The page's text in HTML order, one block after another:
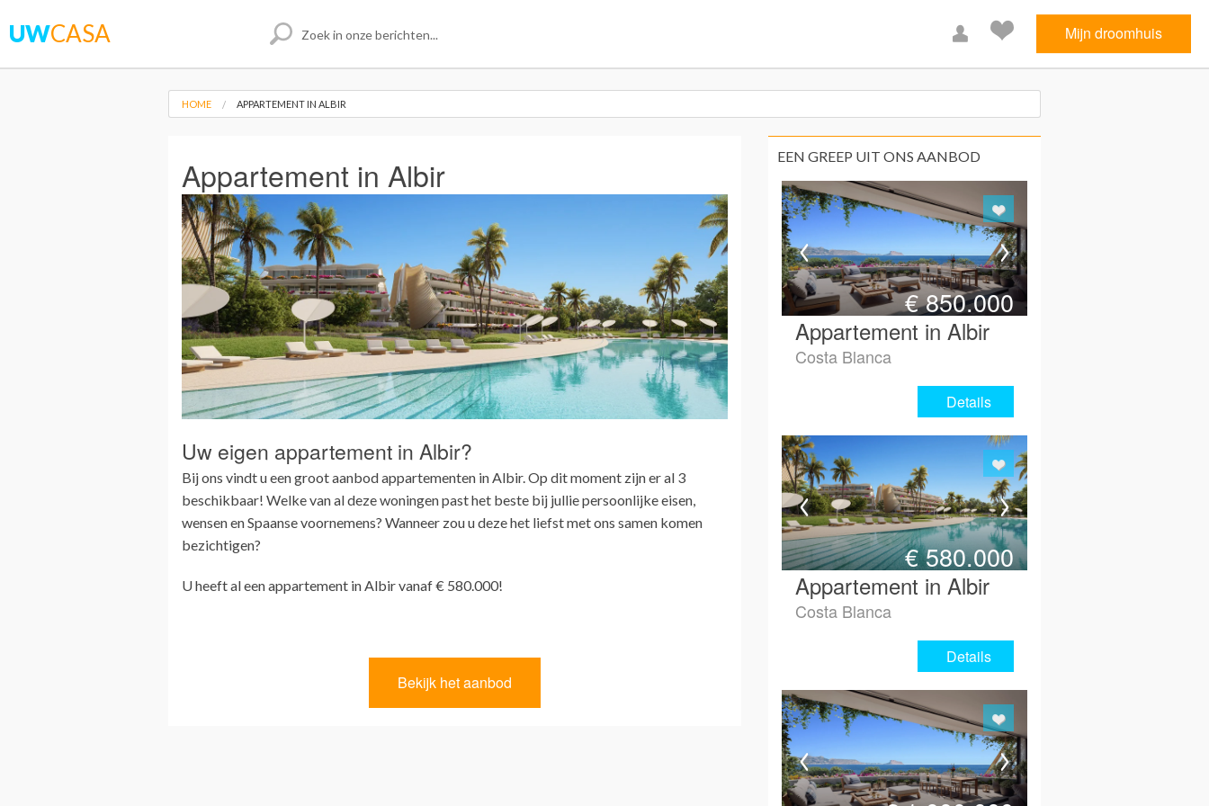
UWCASA Mijn droomhuis
HOME APPARTEMENT IN ALBIR
Appartement in Albir
Uw eigen appartement in Albir?
Bij ons vindt u een groot aanbod appartementen in Albir. Op dit moment zijn er al 3
beschikbaar! Welke van al deze woningen past het beste bij jullie persoonlijke eisen,
wensen en Spaanse voornemens? Wanneer zou u deze het liefst met ons samen komen
bezichtigen?
U heeft al een appartement in Albir vanaf € 580.000!
EEN GREEP UIT ONS AANBOD
€ 850.000
Appartement in Albir
Costa Blanca
Details
€ 580.000
Appartement in Albir
Costa Blanca
Details